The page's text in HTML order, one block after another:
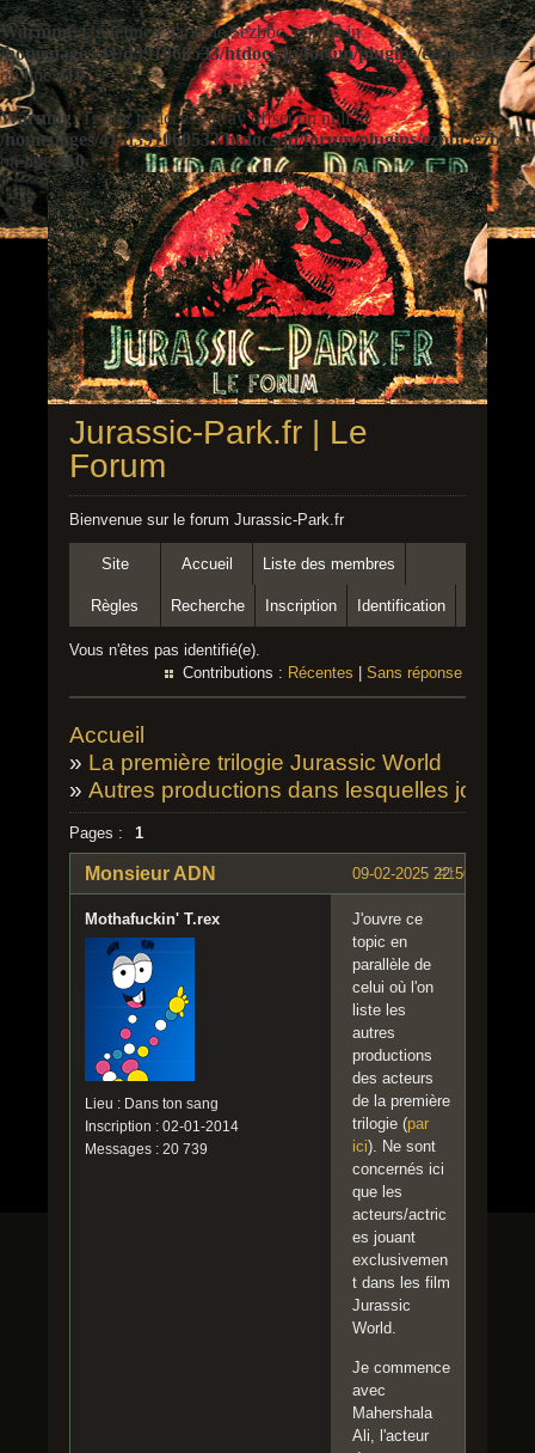
Warning: Undefined variable $ezbbc_config in
/homepages/41/d391060533/htdocs/jp/forum/plugins/ezbbc/
on line410
Warning: Trying to access array offset on null in
/homepages/41/d391060533/htdocs/jp/forum/plugins/ezbbc/
on line410
Jurassic-Park.fr | Le
Forum
Bienvenue sur le forum Jurassic-Park.fr
Site Accueil Liste des membres
Règles Recherche Inscription Identification
Vous n'êtes pas identifié(e).
Contributions : Récentes Sans réponse
Accueil
» La première trilogie Jurassic World
» Autres productions dans lesquelles jouent
Pages : 1
#1
09-02-2025 22:50:40
Monsieur ADN
Mothafuckin' T.rex
Lieu : Dans ton sang
Inscription : 02-01-2014
Messages : 20 739
J'ouvre ce
topic en
parallèle de
celui où l'on
liste les
autres
productions
des acteurs
de la première
trilogie (par
ici). Ne sont
concernés ici
que les
acteurs/actric
es jouant
exclusivemen
t dans les film
Jurassic
World.
Je commence
avec
Mahershala
Ali, l'acteur